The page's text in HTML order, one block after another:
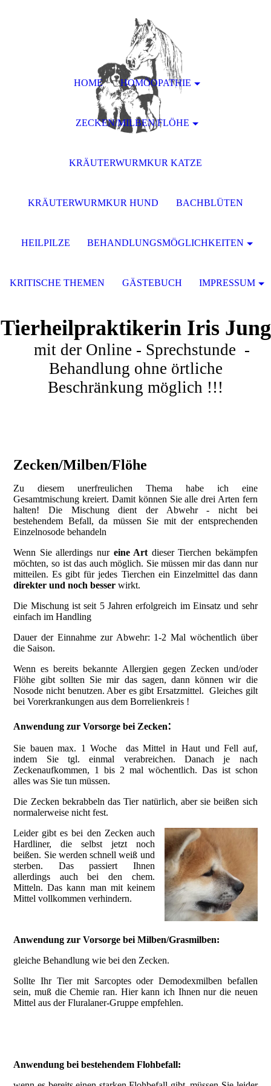
Tierheilpraktikerin Iris Jung
mit der Online - Sprechstunde -
Behandlung ohne örtliche
Beschränkung möglich !!!
Zecken/Milben/Flöhe
Zu diesem unerfreulichen Thema habe ich eine
Gesamtmischung kreiert. Damit können Sie alle drei Arten fern
halten! Die Mischung dient der Abwehr - nicht bei
bestehendem Befall, da müssen Sie mit der entsprechenden
Einzelnosode behandeln
Wenn Sie allerdings nur eine Art dieser Tierchen bekämpfen
möchten, so ist das auch möglich. Sie müssen mir das dann nur
mitteilen. Es gibt für jedes Tierchen ein Einzelmittel das dann
direkter und noch besser wirkt.
Die Mischung ist seit 5 Jahren erfolgreich im Einsatz und sehr
einfach im Handling
Dauer der Einnahme zur Abwehr: 1-2 Mal wöchentlich über
die Saison.
Wenn es bereits bekannte Allergien gegen Zecken und/oder
Flöhe gibt sollten Sie mir das sagen, dann können wir die
Nosode nicht benutzen. Aber es gibt Ersatzmittel. Gleiches gilt
bei Vorerkrankungen aus dem Borrelienkreis !
Anwendung zur Vorsorge bei Zecken:
Sie bauen max. 1 Woche das Mittel in Haut und Fell auf,
indem Sie tgl. einmal verabreichen. Danach je nach
Zeckenaufkommen, 1 bis 2 mal wöchentlich. Das ist schon
alles was Sie tun müssen.
Die Zecken bekrabbeln das Tier natürlich, aber sie beißen sich
normalerweise nicht fest.
Leider gibt es bei den Zecken auch
Hardliner, die selbst jetzt noch
beißen. Sie werden schnell weiß und
sterben. Das passiert Ihnen
allerdings auch bei den chem.
Mitteln. Das kann man mit keinem
Mittel vollkommen verhindern.
Anwendung zur Vorsorge bei Milben/Grasmilben:
gleiche Behandlung wie bei den Zecken.
Sollte Ihr Tier mit Sarcoptes oder Demodexmilben befallen
sein, muß die Chemie ran. Hier kann ich Ihnen nur die neuen
Mittel aus der Fluralaner-Gruppe empfehlen.
Anwendung bei bestehendem Flohbefall:
HOME HOMÖOPATHIE
ZECKEN/MILBEN/FLÖHE
KRÄUTERWURMKUR KATZE
KRÄUTERWURMKUR HUND BACHBLÜTEN
HEILPILZE BEHANDLUNGSMÖGLICHKEITEN
KRITISCHE THEMEN GÄSTEBUCH IMPRESSUM